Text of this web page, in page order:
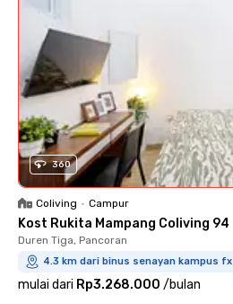
360
Coliving • Campur
Kost Rukita Mampang Coliving 94
Duren Tiga, Pancoran
4.3 km dari binus senayan kampus fx
mulai dari Rp3.268.000 /bulan